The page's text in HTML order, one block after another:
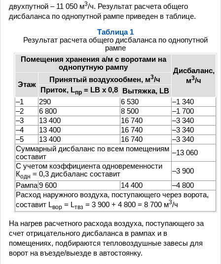
двухпутной – 11 050 м3/ч. Результат расчета общего
дисбаланса по однопутной рампе приведен в таблице.
Таблица 1
Результат расчета общего дисбаланса по однопутной
рампе
Помещения хранения а/м с воротами на
однопутную рампу
Дисбаланс,
м3/ч
Этаж
Принятый воздухообмен, м3/ч
Приток, Lпр = LВ х 0,8
Вытяжка, LB
–1
290 6 530
–1 340
–2
6 800 8 500
–1 700
–3
13 400 16 740
–3 340
–4
13 400 16 740
–3 340
–5
13 400 16 740
–3 340
Суммарный дисбаланс по всем помещениям
составит
–13 060
С учетом коэффициента одновременности
Кодн = 0,3 дисбаланс составит
–3 900
Рампа9 600 14 400
–4 800
Расход наружного воздуха, поступающего через ворота,
составит Lвор = Lтвз = 3 900 + 4 800 = 8 700 м3/ч
На нагрев расчетного расхода воздуха, поступающего за
счет отрицательного дисбаланса в рампах и в
помещениях, подбираются тепловоздушные завесы для
ворот на въезде/выезде в автостоянку.